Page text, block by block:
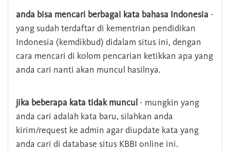
anda bisa mencari berbagai kata bahasa Indonesia -
yang sudah terdaftar di kementrian pendidikan
Indonesia (kemdikbud) didalam situs ini, dengan
cara mencari di kolom pencarian ketikkan apa yang
anda cari nanti akan muncul hasilnya.
jika beberapa kata tidak muncul - mungkin yang
anda cari adalah kata baru, silahkan anda
kirim/request ke admin agar diupdate kata yang
anda cari di database situs KBBI online ini.